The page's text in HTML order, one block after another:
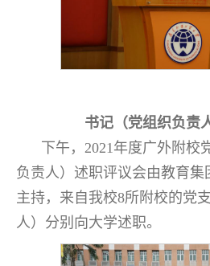
书记（党组织负责
下午，2021年度广外附校
负责人）述职评议会由教育
主持，来自我校8所附校的党
人）分别向大学述职。